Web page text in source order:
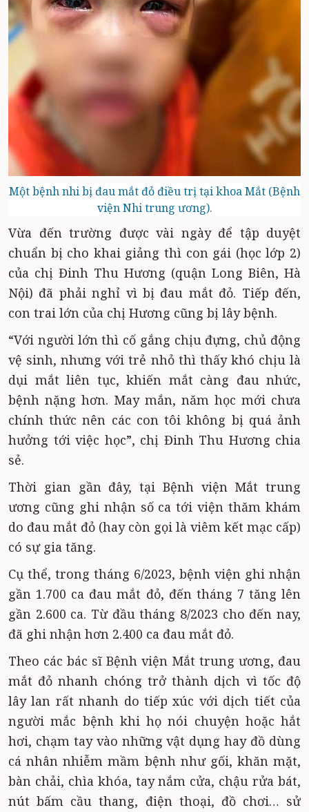
Một bệnh nhi bị đau mắt đỏ điều trị tại khoa Mắt (Bệnh
viện Nhi trung ương).
Vừa đến trường được vài ngày để tập duyệt
chuẩn bị cho khai giảng thì con gái (học lớp 2)
của chị Đinh Thu Hương (quận Long Biên, Hà
Nội) đã phải nghỉ vì bị đau mắt đỏ. Tiếp đến,
con trai lớn của chị Hương cũng bị lây bệnh.
“Với người lớn thì cố gắng chịu đựng, chủ động
vệ sinh, nhưng với trẻ nhỏ thì thấy khó chịu là
dụi mắt liên tục, khiến mắt càng đau nhức,
bệnh nặng hơn. May mắn, năm học mới chưa
chính thức nên các con tôi không bị quá ảnh
hưởng tới việc học”, chị Đinh Thu Hương chia
sẻ.
Thời gian gần đây, tại Bệnh viện Mắt trung
ương cũng ghi nhận số ca tới viện thăm khám
do đau mắt đỏ (hay còn gọi là viêm kết mạc cấp)
có sự gia tăng.
Cụ thể, trong tháng 6/2023, bệnh viện ghi nhận
gần 1.700 ca đau mắt đỏ, đến tháng 7 tăng lên
gần 2.600 ca. Từ đầu tháng 8/2023 cho đến nay,
đã ghi nhận hơn 2.400 ca đau mắt đỏ.
Theo các bác sĩ Bệnh viện Mắt trung ương, đau
mắt đỏ nhanh chóng trở thành dịch vì tốc độ
lây lan rất nhanh do tiếp xúc với dịch tiết của
người mắc bệnh khi họ nói chuyện hoặc hắt
hơi, chạm tay vào những vật dụng hay đồ dùng
cá nhân nhiễm mầm bệnh như gối, khăn mặt,
bàn chải, chìa khóa, tay nắm cửa, chậu rửa bát,
nút bấm cầu thang, điện thoại, đồ chơi… sử